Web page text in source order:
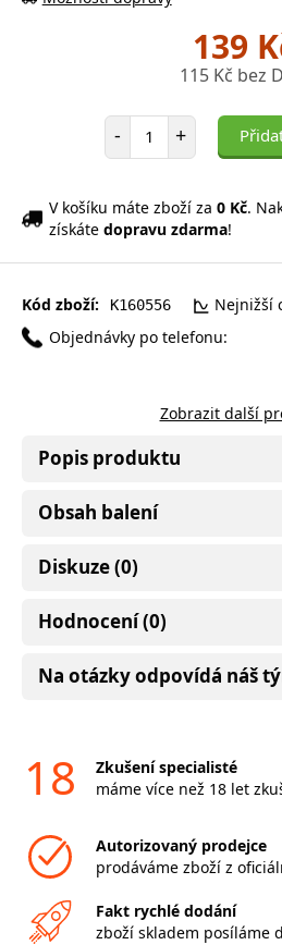
139
115 Kč bez
- Počet položek
+
V košíku máte zboží za 0 Kč.
získáte dopravu zdarma!
Kód zboží: K160556
Nejnižší
Objednávky po telefonu:
Zobrazit další
Popis produktu
Obsah balení
Diskuze (0)
Hodnocení (0)
Na otázky odpovídá náš
18
Zkušení specialisté
máme více než 18 let
Autorizovaný prodejce
prodáváme zboží z
Fakt rychlé dodání
zboží skladem posíláme